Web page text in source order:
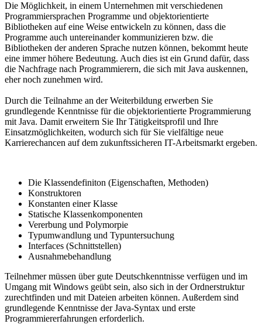
Die Möglichkeit, in einem Unternehmen mit verschiedenen
Programmiersprachen Programme und objektorientierte
Bibliotheken auf eine Weise entwickeln zu können, dass die
Programme auch untereinander kommunizieren bzw. die
Bibliotheken der anderen Sprache nutzen können, bekommt heute
eine immer höhere Bedeutung. Auch dies ist ein Grund dafür, dass
die Nachfrage nach Programmierern, die sich mit Java auskennen,
eher noch zunehmen wird.
Durch die Teilnahme an der Weiterbildung erwerben Sie
grundlegende Kenntnisse für die objektorientierte Programmierung
mit Java. Damit erweitern Sie Ihr Tätigkeitsprofil und Ihre
Einsatzmöglichkeiten, wodurch sich für Sie vielfältige neue
Karrierechancen auf dem zukunftssicheren IT-Arbeitsmarkt ergeben.
Die Klassendefiniton (Eigenschaften, Methoden)
Konstruktoren
Konstanten einer Klasse
Statische Klassenkomponenten
Vererbung und Polymorpie
Typumwandlung und Typuntersuchung
Interfaces (Schnittstellen)
Ausnahmebehandlung
Teilnehmer müssen über gute Deutschkenntnisse verfügen und im
Umgang mit Windows geübt sein, also sich in der Ordnerstruktur
zurechtfinden und mit Dateien arbeiten können. Außerdem sind
grundlegende Kenntnisse der Java-Syntax und erste
Programmiererfahrungen erforderlich.